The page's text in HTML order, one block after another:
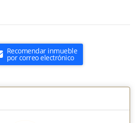
Recomendar inmueble
por correo electrónico